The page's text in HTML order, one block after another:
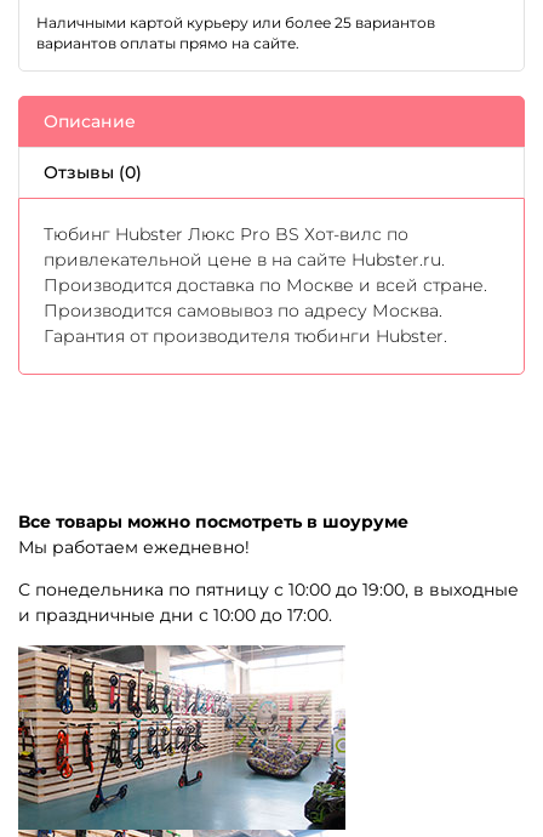
Наличными картой курьеру или более 25 вариантов
вариантов оплаты прямо на сайте.
Описание
Отзывы (0)
Тюбинг Hubster Люкс Pro BS Хот-вилс по
привлекательной цене в на сайте Hubster.ru.
Производится доставка по Москве и всей стране.
Производится самовывоз по адресу Москва.
Гарантия от производителя тюбинги Hubster.
Все товары можно посмотреть в шоуруме
Мы работаем ежедневно!
С понедельника по пятницу с 10:00 до 19:00, в выходные
и праздничные дни с 10:00 до 17:00.